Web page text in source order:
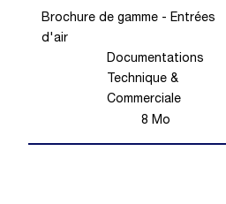
Brochure de gamme - Entrées
d'air
Documentations
Technique &
Commerciale
8 Mo